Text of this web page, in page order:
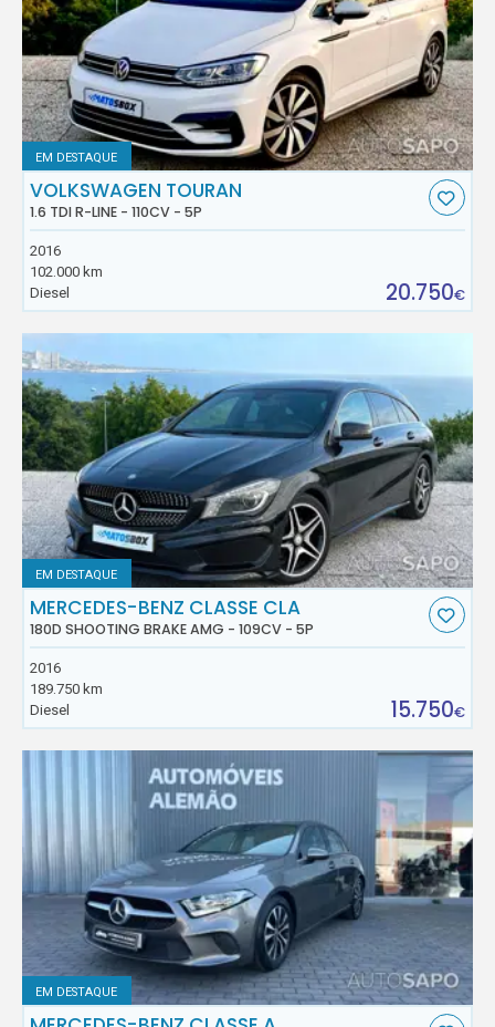
EM DESTAQUE
VOLKSWAGEN TOURAN
1.6 TDI R-LINE - 110CV - 5P
2016
102.000 km
Diesel
20.750€
EM DESTAQUE
MERCEDES-BENZ CLASSE CLA
180D SHOOTING BRAKE AMG - 109CV - 5P
2016
189.750 km
Diesel
15.750€
EM DESTAQUE